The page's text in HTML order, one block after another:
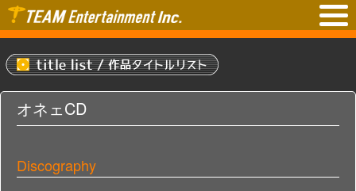
オネェCD
Discography